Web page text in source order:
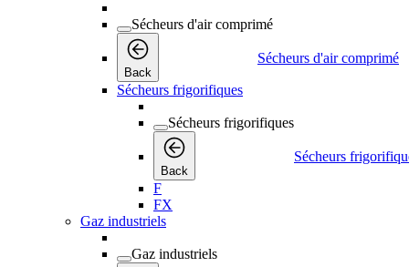
Sécheurs d'air comprimé
Back
Sécheurs d'air comprimé
Sécheurs frigorifiques
Sécheurs frigorifiques
Back
Sécheurs
F
FX
Gaz industriels
Gaz industriels